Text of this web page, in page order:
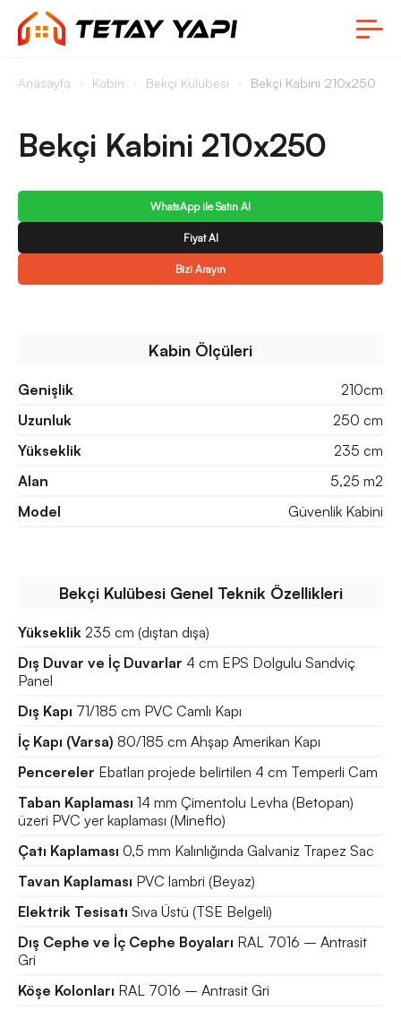
Anasayfa Kabin Bekçi Kulübesi Bekçi Kabini 210x250
Bekçi Kabini 210x250
WhatsApp ile Satın Al
Fiyat Al
Bizi Arayın
Kabin Ölçüleri
Genişlik
210cm
Uzunluk
250 cm
Yükseklik
235 cm
Alan
5,25 m2
Model
Güvenlik Kabini
Bekçi Kulübesi Genel Teknik Özellikleri
Yükseklik 235 cm (dıştan dışa)
Dış Duvar ve İç Duvarlar 4 cm EPS Dolgulu Sandviç
Panel
Dış Kapı 71/185 cm PVC Camlı Kapı
İç Kapı (Varsa) 80/185 cm Ahşap Amerikan Kapı
Pencereler Ebatları projede belirtilen 4 cm Temperli Cam
Taban Kaplaması 14 mm Çimentolu Levha (Betopan)
üzeri PVC yer kaplaması (Mineflo)
Çatı Kaplaması 0,5 mm Kalınlığında Galvaniz Trapez Sac
Tavan Kaplaması PVC lambri (Beyaz)
Elektrik Tesisatı Sıva Üstü (TSE Belgeli)
Dış Cephe ve İç Cephe Boyaları RAL 7016 – Antrasit
Gri
Köşe Kolonları RAL 7016 – Antrasit Gri